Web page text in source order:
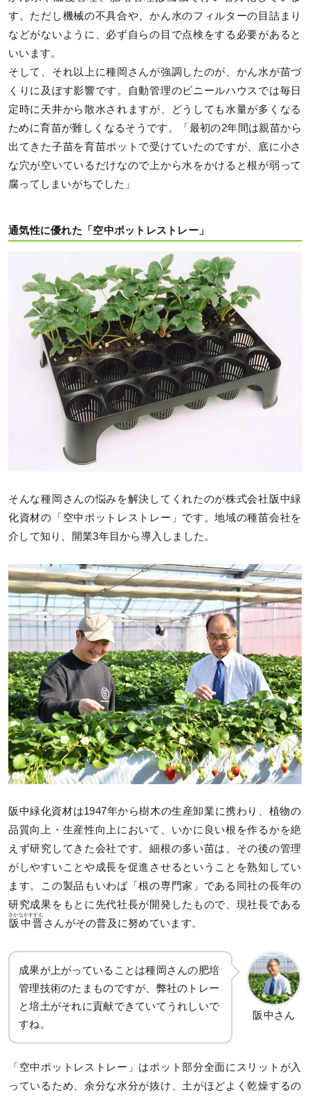
す。ただし機械の不具合や、かん水のフィルターの目詰まり
などがないように、必ず自らの目で点検をする必要があると
いいます。
そして、それ以上に種岡さんが強調したのが、かん水が苗づ
くりに及ぼす影響です。自動管理のビニールハウスでは毎日
定時に天井から散水されますが、どうしても水量が多くなる
ために育苗が難しくなるそうです。「最初の2年間は親苗から
出てきた子苗を育苗ポットで受けていたのですが、底に小さ
な穴が空いているだけなので上から水をかけると根が弱って
腐ってしまいがちでした」
通気性に優れた「空中ポットレストレー」
そんな種岡さんの悩みを解決してくれたのが株式会社阪中緑
化資材の「空中ポットレストレー」です。地域の種苗会社を
介して知り、開業3年目から導入しました。
阪中緑化資材は1947年から樹木の生産卸業に携わり、植物の
品質向上・生産性向上において、いかに良い根を作るかを絶
えず研究してきた会社です。細根の多い苗は、その後の管理
がしやすいことや成長を促進させるということを熟知してい
ます。この製品もいわば「根の専門家」である同社の長年の
研究成果をもとに先代社長が開発したもので、現社長である
阪中晋
さかなかすすむ
さんがその普及に努めています。
成果が上がっていることは種岡さんの肥培
管理技術のたまものですが、弊社のトレー
と培土がそれに貢献できていてうれしいで
すね。
阪中さん
「空中ポットレストレー」はポット部分全面にスリットが入
っているため、余分な水分が抜け、土がほどよく乾燥するの